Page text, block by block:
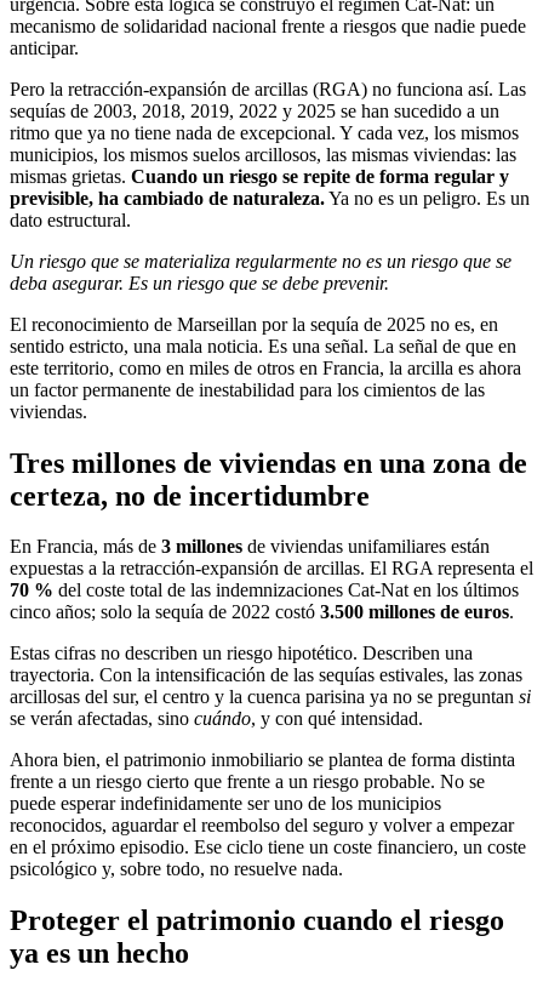
mecanismo de solidaridad nacional frente a riesgos que nadie puede
anticipar.
Pero la retracción-expansión de arcillas (RGA) no funciona así. Las
sequías de 2003, 2018, 2019, 2022 y 2025 se han sucedido a un
ritmo que ya no tiene nada de excepcional. Y cada vez, los mismos
municipios, los mismos suelos arcillosos, las mismas viviendas: las
mismas grietas. Cuando un riesgo se repite de forma regular y
previsible, ha cambiado de naturaleza.Ya no es un peligro. Es un
dato estructural.
Un riesgo que se materializa regularmente no es un riesgo que se
deba asegurar. Es un riesgo que se debe prevenir.
El reconocimiento de Marseillan por la sequía de 2025 no es, en
sentido estricto, una mala noticia. Es una señal. La señal de que en
este territorio, como en miles de otros en Francia, la arcilla es ahora
un factor permanente de inestabilidad para los cimientos de las
viviendas.
Tres millones de viviendas en una zona de
certeza, no de incertidumbre
En Francia, más de 3 millones de viviendas unifamiliares están
expuestas a la retracción-expansión de arcillas. El RGA representa el
70 % del coste total de las indemnizaciones Cat-Nat en los últimos
cinco años; solo la sequía de 2022 costó 3.500 millones de euros.
Estas cifras no describen un riesgo hipotético. Describen una
trayectoria. Con la intensificación de las sequías estivales, las zonas
arcillosas del sur, el centro y la cuenca parisina ya no se preguntan si
se verán afectadas, sino cuándo, y con qué intensidad.
Ahora bien, el patrimonio inmobiliario se plantea de forma distinta
frente a un riesgo cierto que frente a un riesgo probable. No se
puede esperar indefinidamente ser uno de los municipios
reconocidos, aguardar el reembolso del seguro y volver a empezar
en el próximo episodio. Ese ciclo tiene un coste financiero, un coste
psicológico y, sobre todo, no resuelve nada.
Proteger el patrimonio cuando el riesgo
ya es un hecho